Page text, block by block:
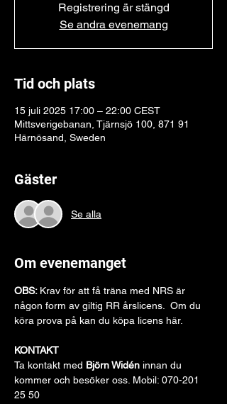
Registrering är stängd
Se andra evenemang
Tid och plats
15 juli 2025 17:00 – 22:00 CEST
Mittsverigebanan, Tjärnsjö 100, 871 91
Härnösand, Sweden
Gäster
Se alla
Om evenemanget
OBS: Krav för att få träna med NRS är
någon form av giltig RR årslicens.  Om du
köra prova på kan du köpa licens här.
KONTAKT
Ta kontakt med Björn Widén innan du
kommer och besöker oss. Mobil: 070-201
25 50